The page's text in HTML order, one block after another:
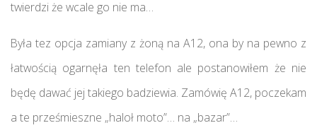
twierdzi że wcale go nie ma…
Była tez opcja zamiany z żoną na A12, ona by na pewno z
łatwością ogarnęła ten telefon ale postanowiłem że nie
będę dawać jej takiego badziewia. Zamówię A12, poczekam
a te prześmieszne „haloł moto”… na „bazar”…